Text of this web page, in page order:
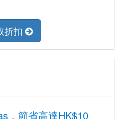
折扣
，節省高達HK$10